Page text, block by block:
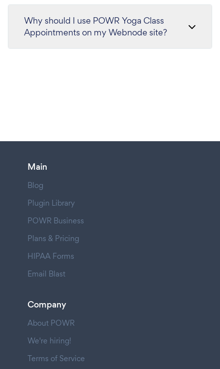
Why should I use POWR Yoga Class
Appointments on my Webnode site?
Main
Blog
Plugin Library
POWR Business
Plans & Pricing
HIPAA Forms
Email Blast
Company
About POWR
We're hiring!
Terms of Service